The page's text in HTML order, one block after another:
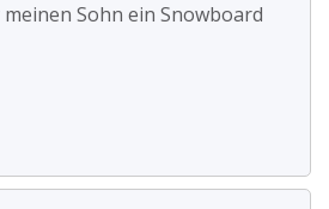
Sohn ein Snowboard